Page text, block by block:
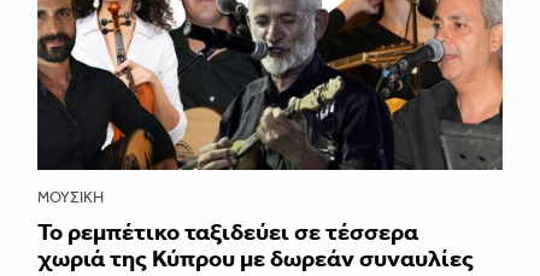
ΜΟΥΣΙΚΉ
Το ρεμπέτικο ταξιδεύει σε τέσσερα
χωριά της Κύπρου με δωρεάν συναυλίες